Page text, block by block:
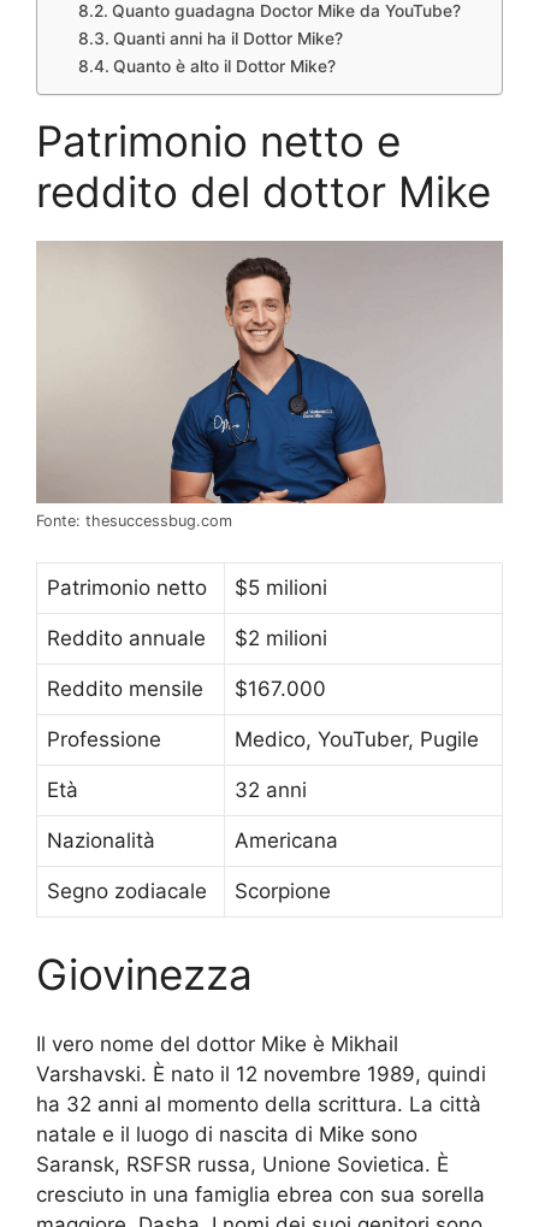
Quanto guadagna Doctor Mike da YouTube?
Quanti anni ha il Dottor Mike?
Quanto è alto il Dottor Mike?
Patrimonio netto e
reddito del dottor Mike
Fonte: thesuccessbug.com
Patrimonio netto $5 milioni
Reddito annuale $2 milioni
Reddito mensile $167.000
Professione Medico, YouTuber, Pugile
Età 32 anni
Nazionalità Americana
Segno zodiacale Scorpione
Giovinezza
Il vero nome del dottor Mike è Mikhail
Varshavski. È nato il 12 novembre 1989, quindi
ha 32 anni al momento della scrittura. La città
natale e il luogo di nascita di Mike sono
Saransk, RSFSR russa, Unione Sovietica. È
cresciuto in una famiglia ebrea con sua sorella